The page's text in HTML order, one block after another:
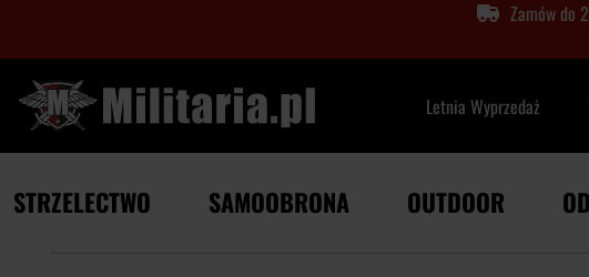
Zamów do
Letnia Wyprzedaż
STRZELECTWO SAMOOBRONA OUTDOOR